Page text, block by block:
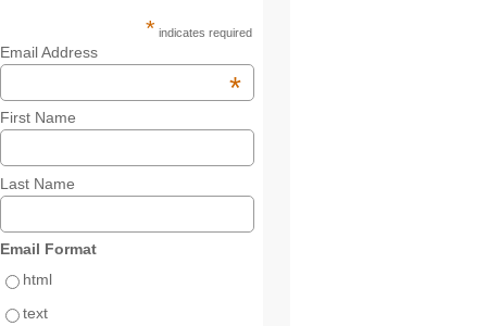
* indicates required
Email Address
*
First Name
Last Name
Email Format
html
text